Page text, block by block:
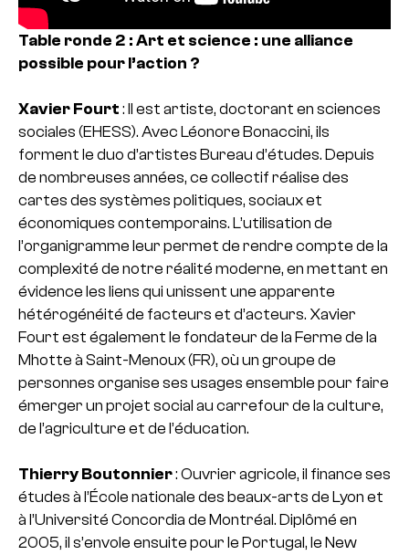
Table ronde 2 : Art et science : une alliance
possible pour l’action ?
Xavier Fourt : Il est artiste, doctorant en sciences
sociales (EHESS). Avec Léonore Bonaccini, ils
forment le duo d’artistes Bureau d’études. Depuis
de nombreuses années, ce collectif réalise des
cartes des systèmes politiques, sociaux et
économiques contemporains. L’utilisation de
l’organigramme leur permet de rendre compte de la
complexité de notre réalité moderne, en mettant en
évidence les liens qui unissent une apparente
hétérogénéité de facteurs et d’acteurs. Xavier
Fourt est également le fondateur de la Ferme de la
Mhotte à Saint-Menoux (FR), où un groupe de
personnes organise ses usages ensemble pour faire
émerger un projet social au carrefour de la culture,
de l’agriculture et de l’éducation.
Thierry Boutonnier: Ouvrier agricole, il finance ses
études à l’École nationale des beaux-arts de Lyon et
à l’Université Concordia de Montréal. Diplômé en
2005, il s’envole ensuite pour le Portugal, le New